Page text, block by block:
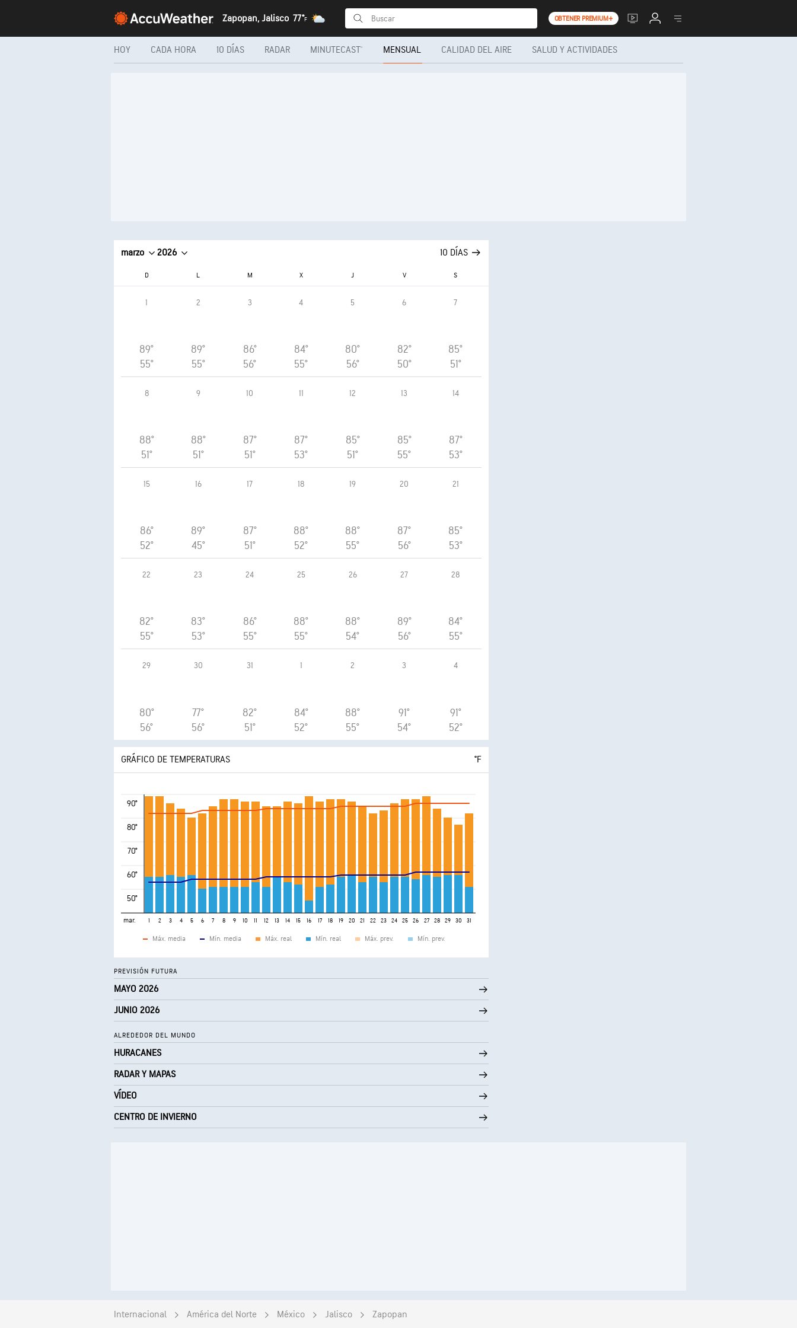
Zapopan, Jalisco 77°F OBTENER PREMIUM+
HOY CADA HORA 10 DÍAS RADAR MINUTECAST® MENSUAL CALIDAD DEL AIRE SALUD Y ACTIVIDADES
marzo 2026 10 DÍAS
D L M X J V S
1
89°
55°
2
89°
55°
3
86°
56°
4
84°
55°
5
80°
56°
6
82°
50°
7
85°
51°
8
88°
51°
9
88°
51°
10
87°
51°
11
87°
53°
12
85°
51°
13
85°
55°
14
87°
53°
15
86°
52°
16
89°
45°
17
87°
51°
18
88°
52°
19
88°
55°
20
87°
56°
21
85°
53°
22
82°
55°
23
83°
53°
24
86°
55°
25
88°
55°
26
88°
54°
27
89°
56°
28
84°
55°
29
80°
56°
30
77°
56°
31
82°
51°
1
84°
52°
2
88°
55°
3
91°
54°
4
91°
52°
GRÁFICO DE TEMPERATURAS °F
90°
80°
70°
60°
50°
mar. 1 2 3 4 5 6 7 8 9 10 11 12 13 14 15 16 17 18 19 20 21 22 23 24 25 26 27 28 29 30 31
Máx. media Mín. media Máx. real Mín. real Máx. prev. Mín. prev.
PREVISIÓN FUTURA
MAYO 2026
JUNIO 2026
ALREDEDOR DEL MUNDO
HURACANES
RADAR Y MAPAS
VÍDEO
CENTRO DE INVIERNO
Internacional América del Norte México Jalisco Zapopan